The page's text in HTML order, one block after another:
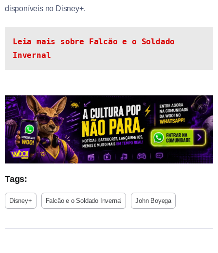
disponíveis no Disney+.
Leia mais sobre Falcão e o Soldado
Invernal
Tags:
Disney+ Falcão e o Soldado Invernal John Boyega